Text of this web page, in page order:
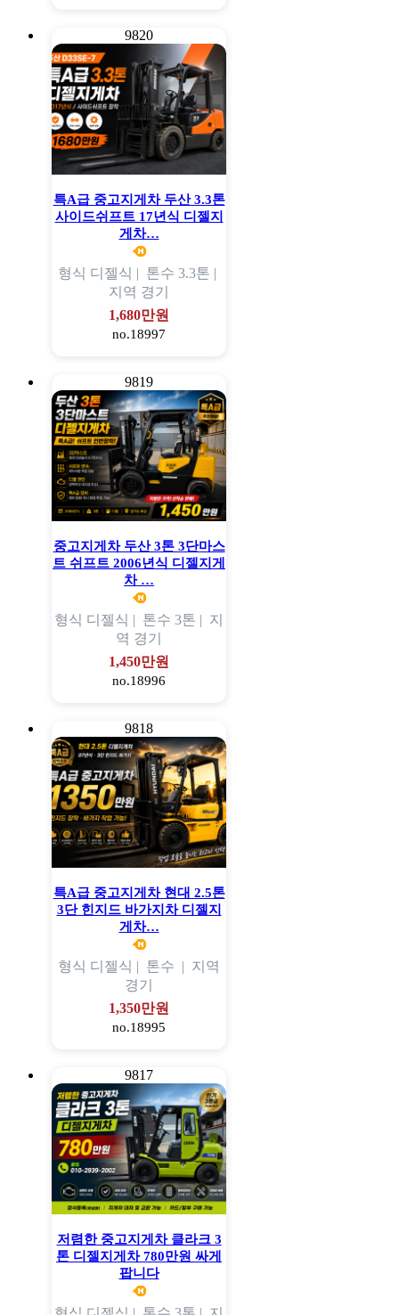
9820
특A급 중고지게차 두산 3.3톤
사이드쉬프트 17년식 디젤지
게차…
형식 디젤식 | 톤수 3.3톤 |
지역 경기
1,680만원
no.18997
9819
중고지게차 두산 3톤 3단마스
트 쉬프트 2006년식 디젤지게
차 …
형식 디젤식 | 톤수 3톤 | 지
역 경기
1,450만원
no.18996
9818
특A급 중고지게차 현대 2.5톤
3단 힌지드 바가지차 디젤지
게차…
형식 디젤식 | 톤수 | 지역
경기
1,350만원
no.18995
9817
저렴한 중고지게차 클라크 3
톤 디젤지게차 780만원 싸게
팝니다